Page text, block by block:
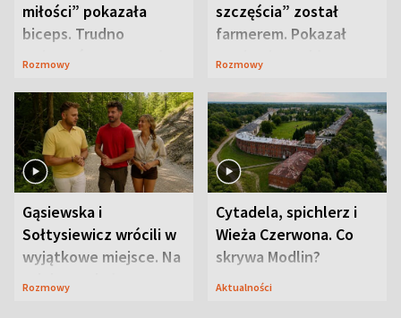
miłości” pokazała
biceps. Trudno
uwierzyć, co przeszła
Rozmowy
szczęścia” został
farmerem. Pokazał
swoje niezwykłe
Rozmowy
Gąsiewska i
Sołtysiewicz wrócili w
wyjątkowe miejsce. Na
szlaku czekał
Rozmowy
Cytadela, spichlerz i
Wieża Czerwona. Co
skrywa Modlin?
Aktualności